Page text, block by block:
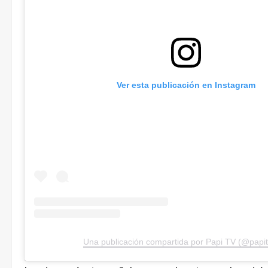
Ver esta publicación en Instagram
Una publicación compartida por Papi TV